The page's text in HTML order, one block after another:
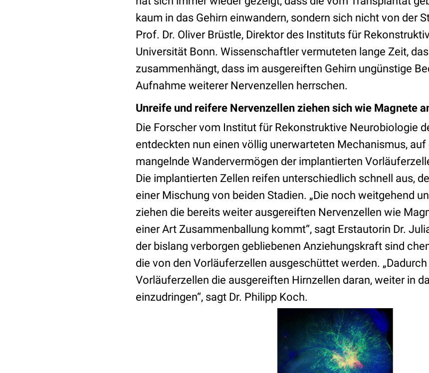
kaum in das Gehirn einwandern, sondern sich nicht von der
Prof. Dr. Oliver Brüstle, Direktor des Instituts für
Universität Bonn. Wissenschaftler vermuteten lange Zeit,
zusammenhängt, dass im ausgereiften Gehirn ungünstige
Aufnahme weiterer Nervenzellen herrschen.
Unreife und reifere Nervenzellen ziehen sich wie Magnete
Die Forscher vom Institut für Rekonstruktive Neurobiologie
entdeckten nun einen völlig unerwarteten Mechanismus, auf
mangelnde Wandervermögen der implantierten
Die implantierten Zellen reifen unterschiedlich schnell aus,
einer Mischung von beiden Stadien. „Die noch weitgehend
ziehen die bereits weiter ausgereiften Nervenzellen wie
einer Art Zusammenballung kommt“, sagt Erstautorin Dr.
der bislang verborgen gebliebenen Anziehungskraft sind
die von den Vorläuferzellen ausgeschüttet werden.
Vorläuferzellen die ausgereiften Hirnzellen daran, weiter in
einzudringen“, sagt Dr. Philipp Koch.